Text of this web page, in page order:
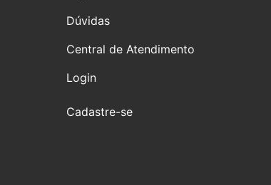
Dúvidas
Central de Atendimento
Login
Cadastre-se